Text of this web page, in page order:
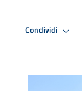
Condividi